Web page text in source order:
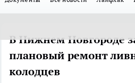
В Нижнем Новгороде
плановый ремонт
колодцев